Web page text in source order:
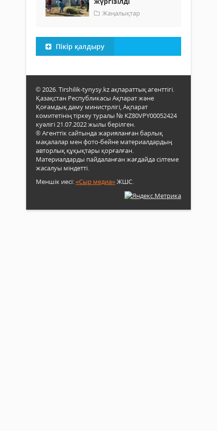
Жаңалықтар
Пікір қалдыру
© 2026. Tirshilik-tynysy.kz ақпараттық агенттігі.
Қазақстан Республикасы Ақпарат және
Қоғамдық даму министрлігі, Ақпарат
комитетінің тіркеу туралы № KZ80VPY00052424
куәлігі 21.07.2022 жылы берілген.
® Агенттік сайтында жарияланған барлық
мақалалар мен фото-бейне материалдардың
авторлық құқықтары қорғалған.
Материалдарды пайдаланған жағдайда сілтеме
жасалуы міндетті.
Меншік иесі:«Сыр медиа»ЖШС.